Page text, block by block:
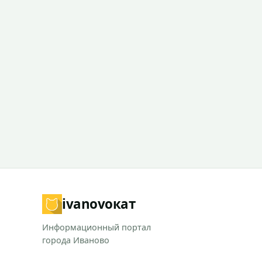
ivanovoкат
Информационный портал
города Иваново